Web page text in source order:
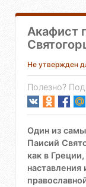
Акафист
Не утвержден
Полезно?
Один из
Паисий
как в
наставления